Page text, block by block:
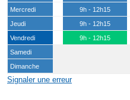
Mercredi
9h - 12h15
Jeudi
9h - 12h15
Vendredi
9h - 12h15
Samedi
Dimanche
Signaler une erreur